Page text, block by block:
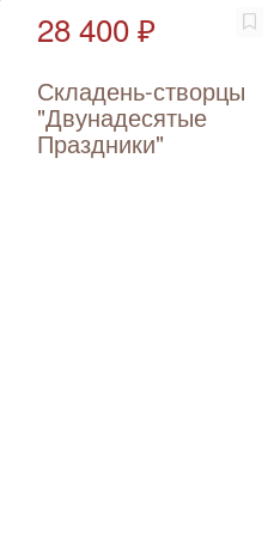
28 400 ₽
Складень-створцы
"Двунадесятые
Праздники"